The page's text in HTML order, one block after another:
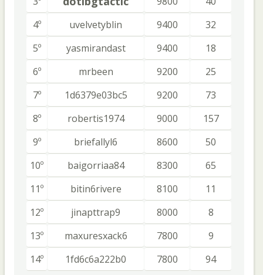
4º
uvelvetyblin 9400
32
5º
yasmirandast 9400
18
6º
mrbeen 9200
25
7º
1d6379e03bc5 9200
73
8º
robertis1974 9000
157
9º
briefallyl6 8600
50
10º
baigorriaa84 8300
65
11º
bitin6rivere 8100
11
12º
jinapttrap9 8000
8
13º
maxuresxack6 7800
9
14º
1fd6c6a222b0 7800 94